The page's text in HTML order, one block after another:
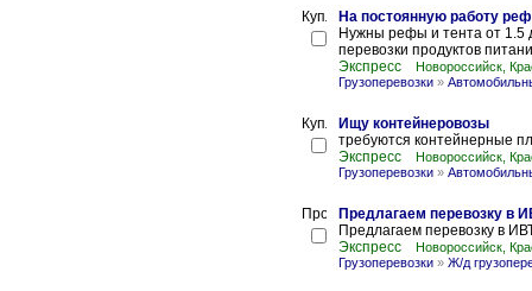
На постоянную работу
Нужны рефы и тента от 1.5
перевозки продуктов
Экспресс
Новороссийск,
Грузоперевозки »
Ищу контейнеровозы
требуются контейнерные
Экспресс
Новороссийск,
Грузоперевозки »
Предлагаем перевозку в
Предлагаем перевозку в
Экспресс
Новороссийск,
Грузоперевозки » Ж/д